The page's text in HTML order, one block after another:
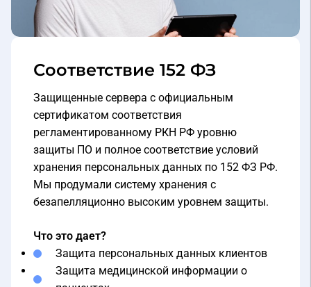
Защищенные сервера с официальным
сертификатом соответствия
регламентированному РКН РФ уровню
защиты ПО и полное соответствие условий
хранения персональных данных по 152 ФЗ РФ.
Мы продумали систему хранения с
безапелляционно высоким уровнем защиты.
Защита персональных данных клиентов
Защита медицинской информации о
пациентах